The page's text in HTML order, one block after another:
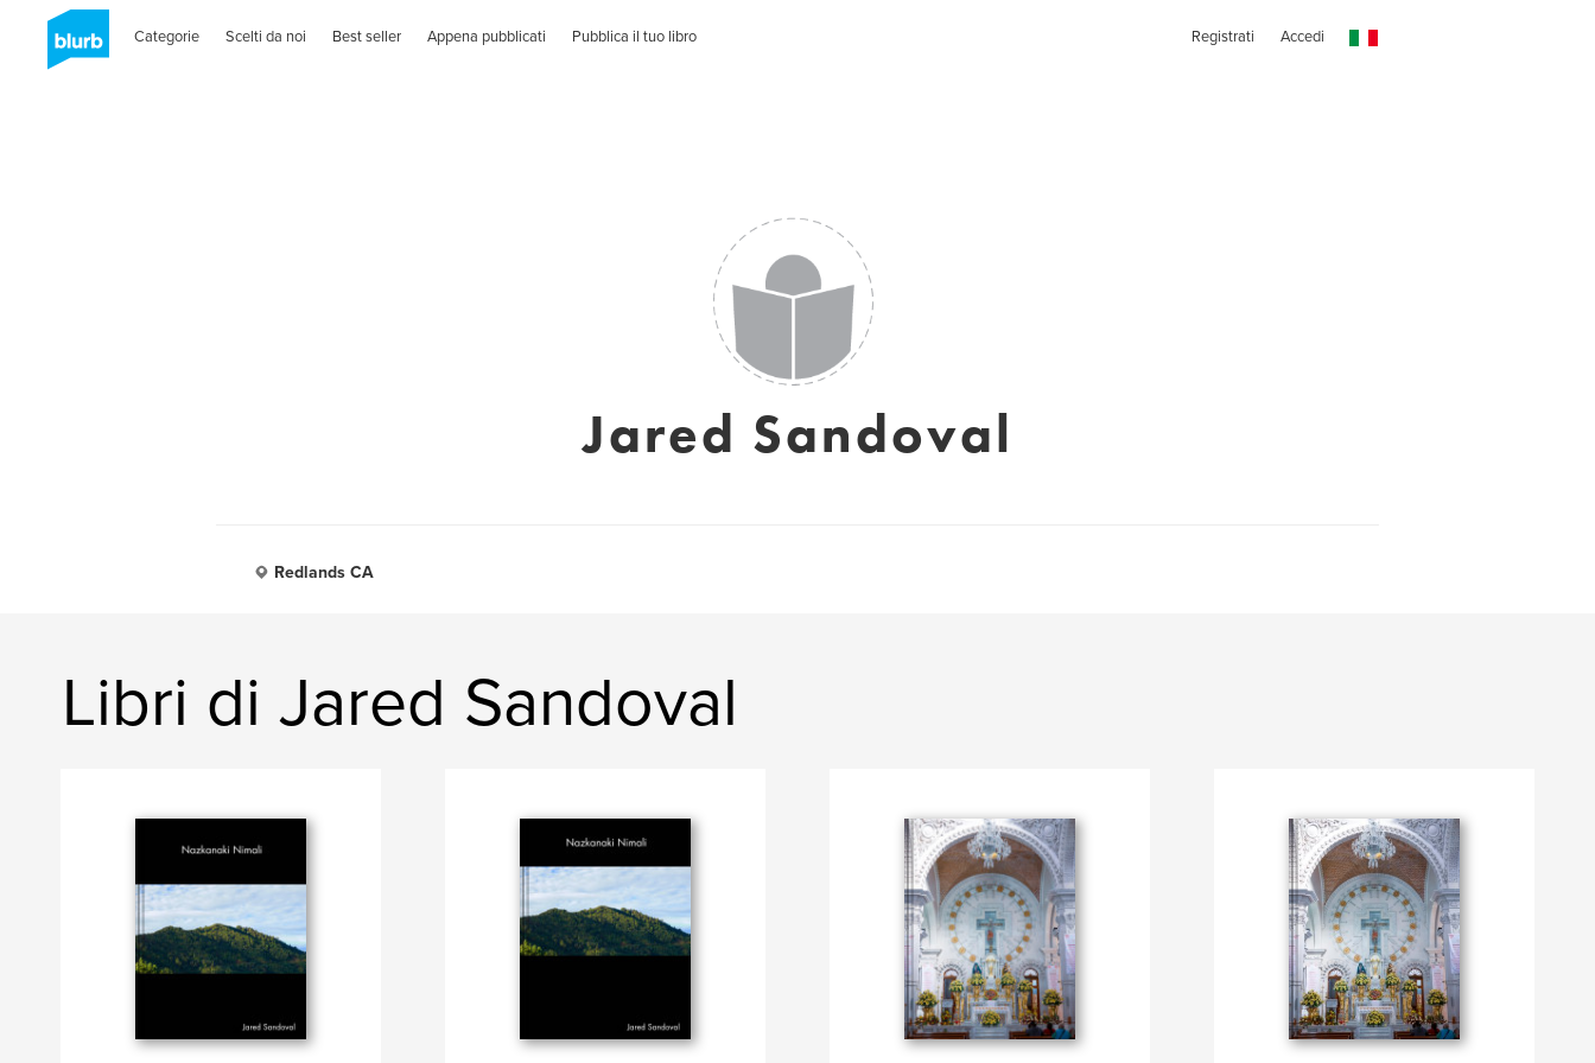
Categorie Scelti da noi Best seller Appena pubblicati Pubblica il tuo libro Registrati Accedi
Jared Sandoval
Redlands CA
Libri di Jared Sandoval